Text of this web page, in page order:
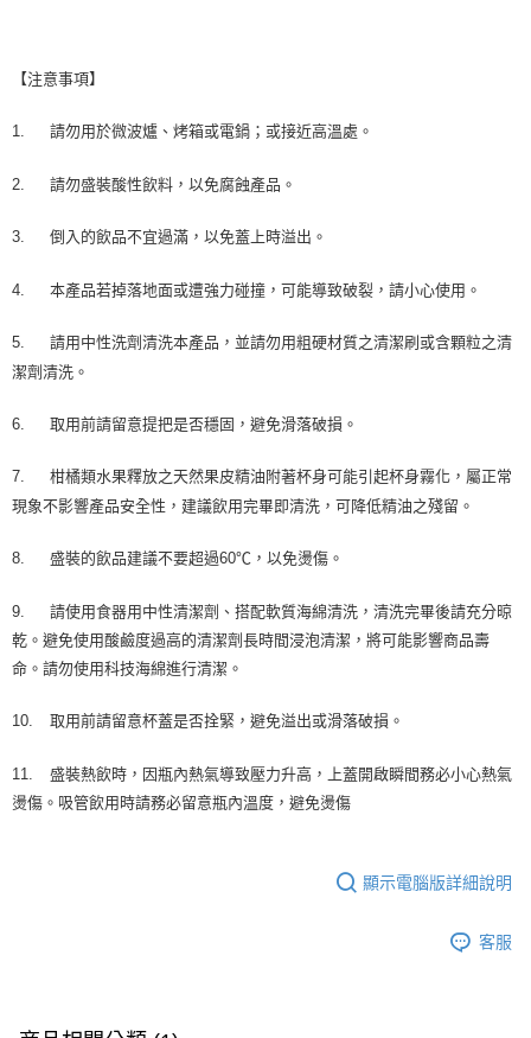
【注意事項】
1. 請勿用於微波爐、烤箱或電鍋；或接近高溫處。
2. 請勿盛裝酸性飲料，以免腐蝕產品。
3. 倒入的飲品不宜過滿，以免蓋上時溢出。
4. 本產品若掉落地面或遭強力碰撞，可能導致破裂，請小心使用。
5.
請用中性洗劑清洗本產品，並請勿用粗硬材質之清潔刷或含顆粒之清
潔劑清洗。
6. 取用前請留意提把是否穩固，避免滑落破損。
7.
柑橘類水果釋放之天然果皮精油附著杯身可能引起杯身霧化，屬正常
現象不影響產品安全性，建議飲用完畢即清洗，可降低精油之殘留。
8. 盛裝的飲品建議不要超過60℃，以免燙傷。
9.
請使用食器用中性清潔劑、搭配軟質海綿清洗，清洗完畢後請充分晾
乾。避免使用酸鹼度過高的清潔劑長時間浸泡清潔，將可能影響商品壽
命。請勿使用科技海綿進行清潔。
10. 取用前請留意杯蓋是否拴緊，避免溢出或滑落破損。
11.
盛裝熱飲時，因瓶內熱氣導致壓力升高，上蓋開啟瞬間務必小心熱氣
燙傷。吸管飲用時請務必留意瓶內溫度，避免燙傷
顯示電腦版詳細說明
客服